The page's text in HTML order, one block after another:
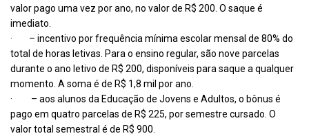
valor pago uma vez por ano, no valor de R$ 200. O saque é
imediato.
· – incentivo por frequência mínima escolar mensal de 80% do
total de horas letivas. Para o ensino regular, são nove parcelas
durante o ano letivo de R$ 200, disponíveis para saque a qualquer
momento. A soma é de R$ 1,8 mil por ano.
· – aos alunos da Educação de Jovens e Adultos, o bônus é
pago em quatro parcelas de R$ 225, por semestre cursado. O
valor total semestral é de R$ 900.